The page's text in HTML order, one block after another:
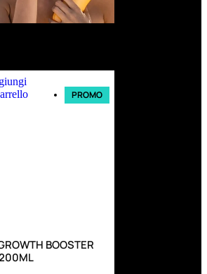
PROMO
BOOSTER